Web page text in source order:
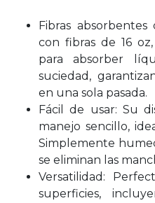
Fibras
con fibras de 16
para absorber
suciedad,
en una sola pasada.
Fácil de usar: Su
manejo sencillo,
Simplemente
se eliminan las
Versatilidad:
superficies,